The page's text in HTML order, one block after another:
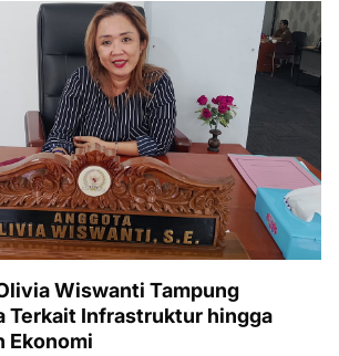
Wiswanti Tampung
Terkait Infrastruktur hingga
Ekonomi